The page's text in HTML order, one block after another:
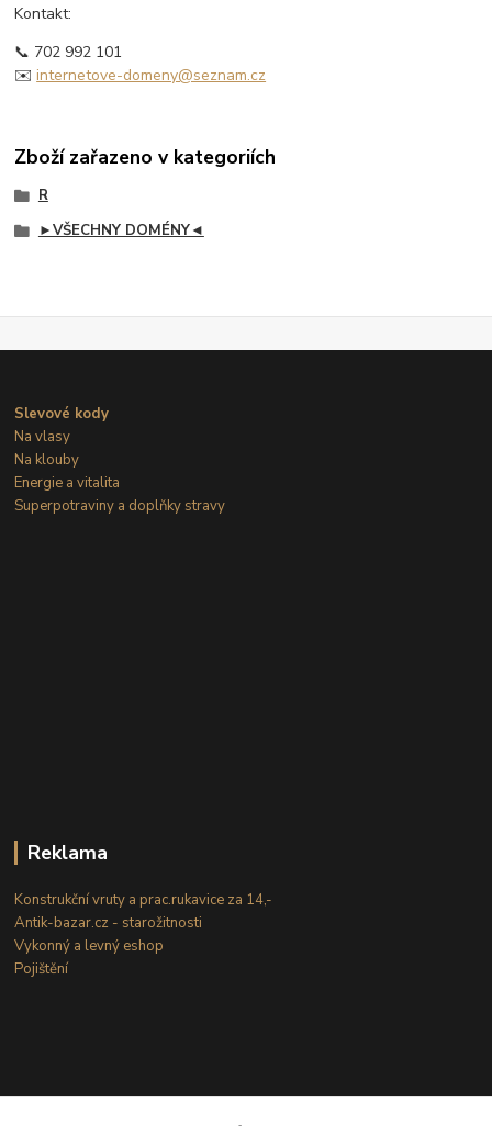
Kontakt:
📞 702 992 101
✉️internetove-domeny@seznam.cz
Zboží zařazeno v kategoriích
R
►VŠECHNY DOMÉNY◄
Slevové kody
Na vlasy
Na klouby
Energie a vitalita
Superpotraviny a doplňky stravy
Reklama
Konstrukční vruty a prac.rukavice za 14,-
Antik-bazar.cz - starožitnosti
Vykonný a levný eshop
Pojištění